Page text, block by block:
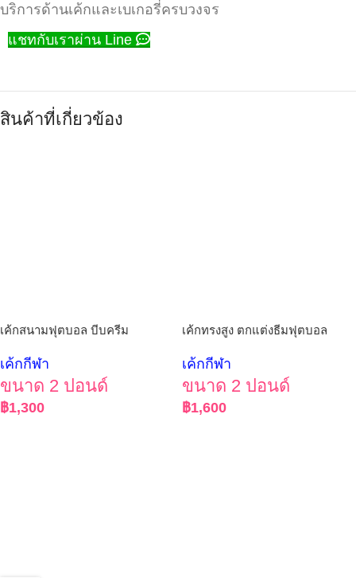
บริการด้านเค้กและเบเกอรี่ครบวงจร
แชทกับเราผ่าน Line
สินค้าที่เกี่ยวข้อง
เค้กสนามฟุตบอล บีบครีม
เค้กกีฬา
ขนาด 2 ปอนด์
฿1,300
เค้กทรงสูง ตกแต่งธีมฟุตบอล
เค้กกีฬา
ขนาด 2 ปอนด์
฿1,600